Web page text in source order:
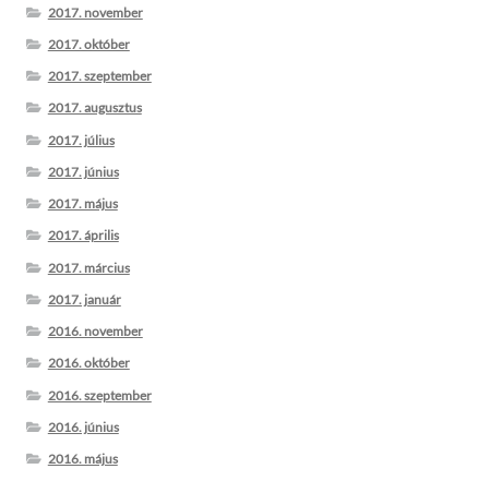
2017. november
2017. október
2017. szeptember
2017. augusztus
2017. július
2017. június
2017. május
2017. április
2017. március
2017. január
2016. november
2016. október
2016. szeptember
2016. június
2016. május